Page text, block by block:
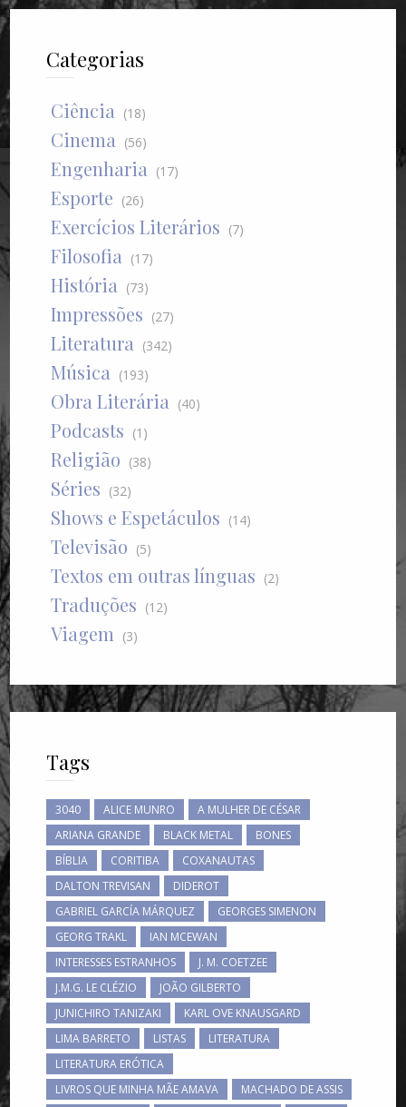
Categorias
Ciência (18)
Cinema (56)
Engenharia (17)
Esporte (26)
Exercícios Literários (7)
Filosofia (17)
História (73)
Impressões (27)
Literatura (342)
Música (193)
Obra Literária (40)
Podcasts (1)
Religião (38)
Séries (32)
Shows e Espetáculos (14)
Televisão (5)
Textos em outras línguas (2)
Traduções (12)
Viagem (3)
Tags
3040 ALICE MUNRO
A MULHER DE CÉSAR
ARIANA GRANDE
BLACK METAL
BONES
BÍBLIA
CORITIBA
COXANAUTAS
DALTON TREVISAN
DIDEROT
GABRIEL GARCÍA MÁRQUEZ
GEORGES SIMENON
GEORG TRAKL
IAN MCEWAN
INTERESSES ESTRANHOS
J. M. COETZEE
J.M.G. LE CLÉZIO
JOÃO GILBERTO
JUNICHIRO TANIZAKI
KARL OVE KNAUSGARD
LIMA BARRETO
LISTAS
LITERATURA
LITERATURA ERÓTICA
LIVROS QUE MINHA MÃE AMAVA
MACHADO DE ASSIS